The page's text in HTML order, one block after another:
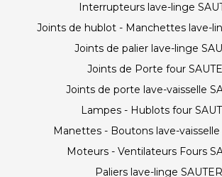
Interrupteurs lave-linge
Joints de hublot - Manchettes lave-
Joints de palier lave-linge
Joints de Porte four
Joints de porte lave-vaisselle
Lampes - Hublots four
Manettes - Boutons lave-vaisselle
Moteurs - Ventilateurs Fours
Paliers lave-linge SAUTER